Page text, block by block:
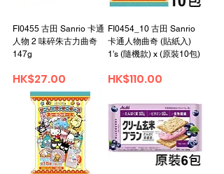
FI0455 古田 Sanrio 卡通
人物 2 味碎朱古力曲奇
147g
Price
HK$27.00
FI0454_10 古田 Sanrio
卡通人物曲奇 (貼紙入)
1's (隨機款) x (原裝10包)
Price
HK$110.00